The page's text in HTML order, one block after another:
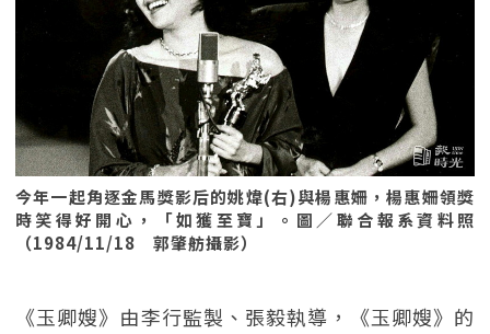
今年一起角逐金馬獎影后的姚煒(右)與楊惠姍，楊惠姍領獎
時笑得好開心，「如獲至寶」。圖／聯合報系資料照
（1984/11/18 郭肇舫攝影）
《玉卿嫂》由李行監製、張毅執導，《玉卿嫂》的